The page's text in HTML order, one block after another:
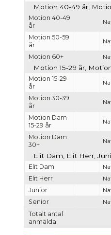
Totalt antal
anmälda:
Motion 40-49 år,
Motion 40-49
år
Motion 50-59
år
Motion 60+
Motion 15-29 år,
Motion 15-29
år
Motion 30-39
år
Motion Dam
15-29 år
Motion Dam
30+
Elit Dam, Elit Herr,
Elit Dam
Elit Herr
Junior
Senior